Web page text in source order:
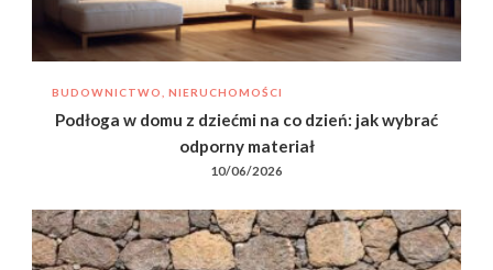
BUDOWNICTWO, NIERUCHOMOŚCI
Podłoga w domu z dziećmi na co dzień: jak wybrać
odporny materiał
10/06/2026